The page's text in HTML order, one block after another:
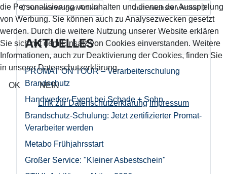
Vorheriger Beitrag: Thermodetektor GIS 1000 C von Bosch –
zum vorherigen Artikel Nächster Beitrag: Schnelle
zum nächsten Artikel
AKTUELLES
PROMAT ON TOUR – Verarbeiterschulung
Brandschutz
Handwerker-Event bei Schade + Sohn
Brandschutz-Schulung: Jetzt zertifizierter Promat-
Verarbeiter werden
Metabo Frühjahrsstart
Großer Service: "Kleiner Asbestschein"
die Personalisierung von Inhalten und dienen der Ausspielung
von Werbung. Sie können auch zu Analysezwecken gesetzt
werden. Durch die weitere Nutzung unserer Website erklären
Sie sich mit dem Einsatz von Cookies einverstanden. Weitere
Informationen, auch zur Deaktivierung der Cookies, finden Sie
in unserer Datenschutzerklärung.
OK NEIN
Link zur Datenschutzerklärung Impressum